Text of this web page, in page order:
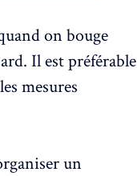
on bouge
Il est préférable
mesures
un